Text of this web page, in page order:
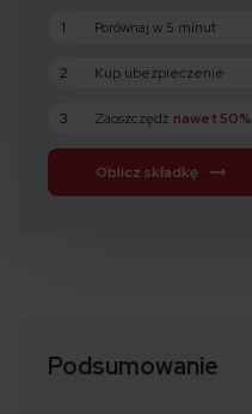
1 Porównaj w 5 minut
2 Kup ubezpieczenie
3 Zaoszczędź nawet 50%
Oblicz składkę
Podsumowanie